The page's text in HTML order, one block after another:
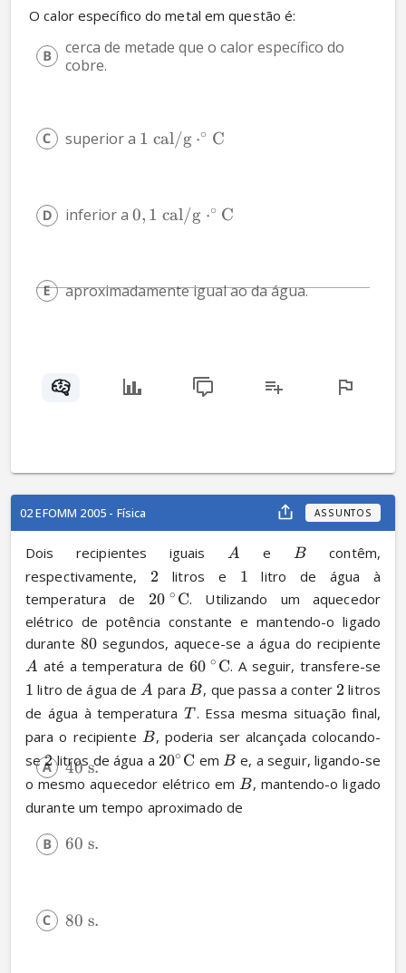
O calor específico do metal em questão é:
cerca de metade que o calor específico do
cobre.
superior a 1 cal/g ⋅∘ C
inferior a 0, 1 cal/g ⋅∘ C
aproximadamente igual ao da água.
02 EFOMM 2005 - Física ASSUNTOS
Dois recipientes iguais A e B
contêm,
respectivamente, 2 litros e 1 litro de água à
temperatura de 20 ∘ C. Utilizando um aquecedor
elétrico de potência constante e mantendo-o ligado
durante 80 segundos, aquece-se a água do recipiente
A até a temperatura de 60 ∘ C. A seguir, transfere-se
1 litro de água de A para B, que passa a conter 2 litros
de água à temperatura T . Essa mesma situação final,
para o recipiente B, poderia ser alcançada colocando-
se 2 litros de água a 20∘ C em B e, a seguir, ligando-se
o mesmo aquecedor elétrico em B, mantendo-o ligado
durante um tempo aproximado de
40 s.
60 s.
80 s.